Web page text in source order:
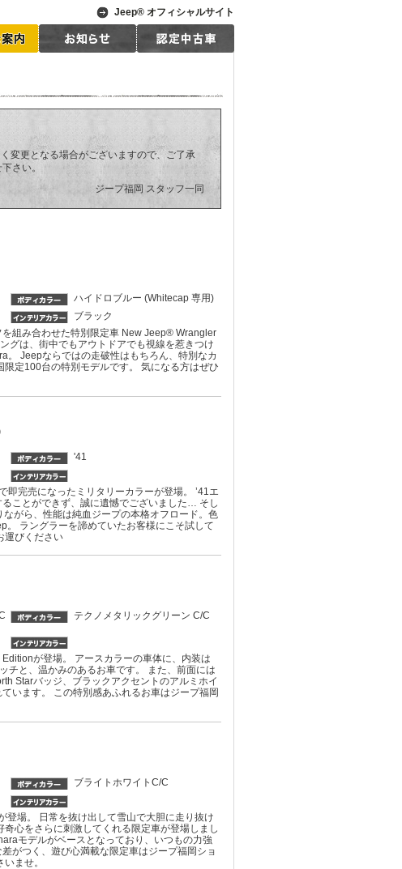
Jeep® オフィシャルサイト
変更となる場合がございますので、ご了承
さい。
ジープ福岡 スタッフ一同
ハイドロブルー (Whitecap 専用)
ブラック
組み合わせた特別限定車 New Jeep® Wrangler
グは、街中でもアウトドアでも視線を惹きつけ
。 Jeepならではの走破性はもちろん、特別なカ
定100台の特別モデルです。 気になる方はぜひ
'41
即完売になったミリタリーカラーが登場。 ’41エ
ことができず、誠に遺憾でございました… そし
がら、性能は純血ジープの本格オフロード。色
ラングラーを諦めていたお客様にこそ試して
運びください
テクノメタリックグリーン C/C
が登場。 アースカラーの車体に、内装は
と、温かみのあるお車です。 また、前面には
Starバッジ、ブラックアクセントのアルミホイ
います。 この特別感あふれるお車はジープ福岡
ブライトホワイトC/C
場。 日常を抜け出して雪山で大胆に走り抜け
心をさらに刺激してくれる限定車が登場しまし
モデルがベースとなっており、いつもの力強
がつく、遊び心満載な限定車はジープ福岡ショ
ませ。